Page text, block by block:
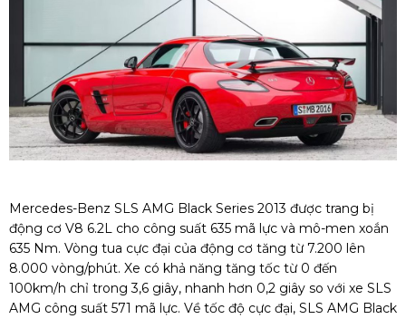
Mercedes-Benz SLS AMG Black Series 2013 được trang bị
động cơ V8 6.2L cho công suất 635 mã lực và mô-men xoắn
635 Nm. Vòng tua cực đại của động cơ tăng từ 7.200 lên
8.000 vòng/phút. Xe có khả năng tăng tốc từ 0 đến
100km/h chỉ trong 3,6 giây, nhanh hơn 0,2 giây so với xe SLS
AMG công suất 571 mã lực. Về tốc độ cực đại, SLS AMG Black